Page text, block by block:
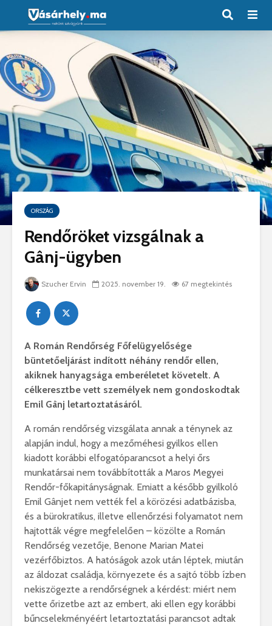
ORSZÁG
Rendőröket vizsgálnak a
Gânj-ügyben
Szucher Ervin 2025. november 19. 67 megtekintés
A Román Rendőrség Főfelügyelősége
büntetőeljárást indított néhány rendőr ellen,
akiknek hanyagsága emberéletet követelt. A
célkeresztbe vett személyek nem gondoskodtak
Emil Gânj letartoztatásáról.
A román rendőrség vizsgálata annak a ténynek az
alapján indul, hogy a mezőméhesi gyilkos ellen
kiadott korábbi elfogatóparancsot a helyi őrs
munkatársai nem továbbították a Maros Megyei
Rendőr-főkapitányságnak. Emiatt a később gyilkoló
Emil Gânjet nem vették fel a körözési adatbázisba,
és a bürokratikus, illetve ellenőrzési folyamatot nem
hajtották végre megfelelően – közölte a Román
Rendőrség vezetője, Benone Marian Matei
vezérfőbiztos. A hatóságok azok után léptek, miután
az áldozat családja, környezete és a sajtó több ízben
nekiszögezte a rendőrségnek a kérdést: miért nem
vette őrizetbe azt az embert, aki ellen egy korábbi
bűncselekményéért letartoztatási parancsot adtak